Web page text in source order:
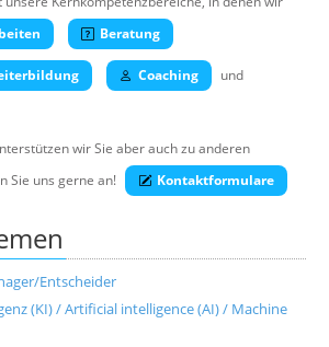
Beratung
Coaching und
wir Sie aber auch zu anderen
Sie uns gerne an!
Kontaktformulare
Entscheider
(KI) / Artificial intelligence (AI) / Machine